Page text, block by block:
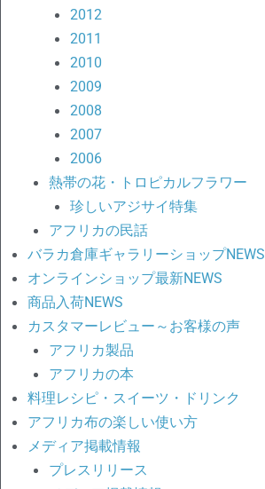
2012
2011
2010
2009
2008
2007
2006
熱帯の花・トロピカルフラワー
珍しいアジサイ特集
アフリカの民話
バラカ倉庫ギャラリーショップNEWS
オンラインショップ最新NEWS
商品入荷NEWS
カスタマーレビュー～お客様の声
アフリカ製品
アフリカの本
料理レシピ・スイーツ・ドリンク
アフリカ布の楽しい使い方
メディア掲載情報
プレスリリース